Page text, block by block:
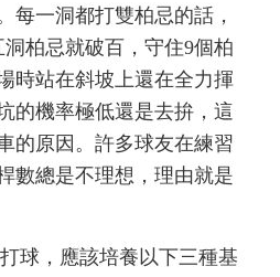
每一洞都打雙柏忌的話，
洞柏忌就破百，守住9個柏
時站在斜坡上還在全力揮
的機率極低還是去拚，這
的原因。許多球友在練習
數總是不理想，理由就是
球，應該培養以下三種基